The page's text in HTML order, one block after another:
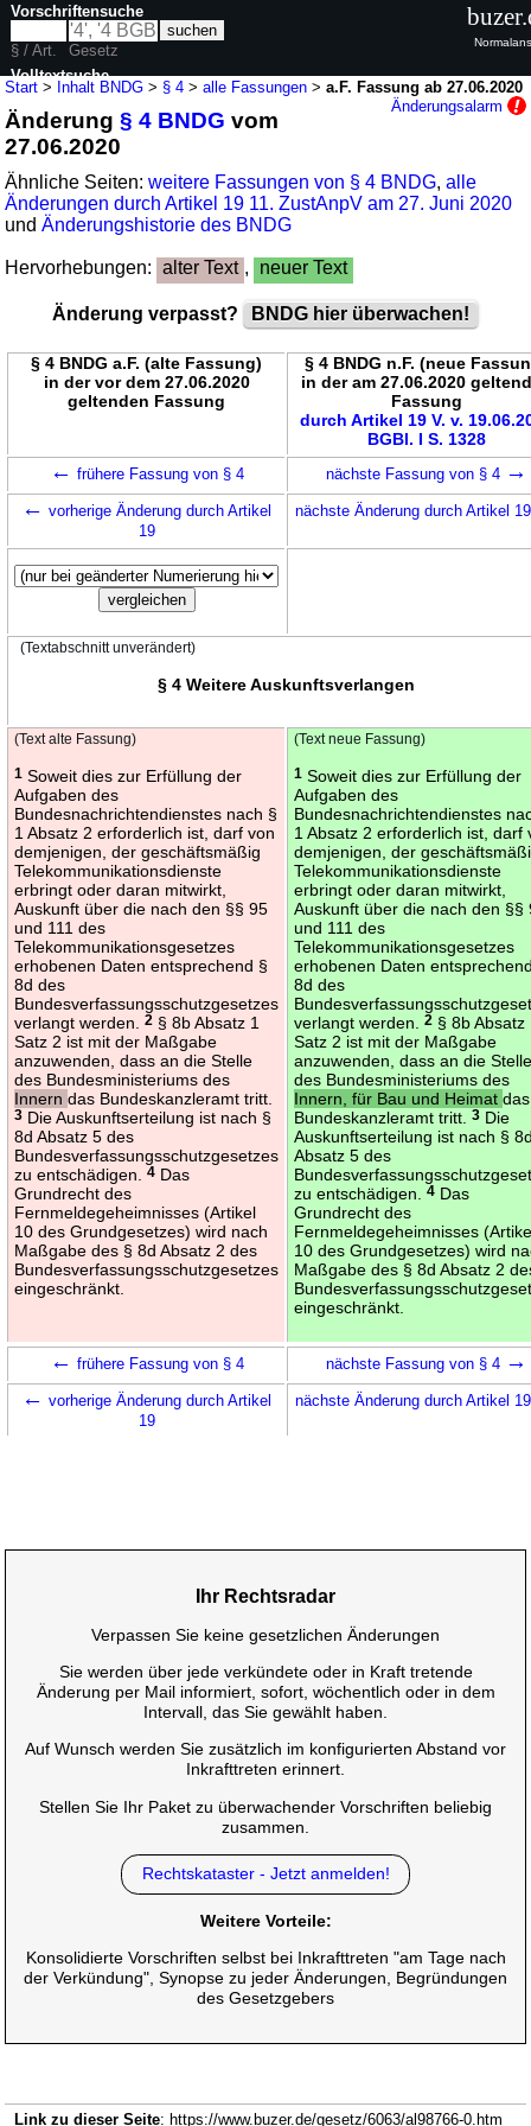
Start > Inhalt BNDG > § 4 >alle Fassungen >a.F. Fassung ab 27.06.2020
Änderungsalarm
Änderung§ 4 BNDG vom
27.06.2020
Ähnliche Seiten:weitere Fassungen von § 4 BNDG,alle
Änderungen durch Artikel 19 11. ZustAnpV am 27. Juni 2020
undÄnderungshistorie des BNDG
Hervorhebungen: alter Text , neuer Text
Änderung verpasst? BNDG hier überwachen!
§ 4 BNDG a.F. (alte Fassung)
in der vor dem 27.06.2020
geltenden Fassung
§ 4 BNDG n.F. (neue
in der am 27.06.2020
Fassung
durch Artikel 19 V. v.
BGBl. I S. 1328
← frühere Fassung von § 4 nächste Fassung von § 4 →
← vorherige Änderung durch Artikel
19
nächste Änderung durch Artikel
(Textabschnitt unverändert)
§ 4 Weitere Auskunftsverlangen
(Text alte Fassung)
1 Soweit dies zur Erfüllung der
Aufgaben des
Bundesnachrichtendienstes nach §
1 Absatz 2 erforderlich ist, darf von
demjenigen, der geschäftsmäßig
Telekommunikationsdienste
erbringt oder daran mitwirkt,
Auskunft über die nach den §§ 95
und 111 des
Telekommunikationsgesetzes
erhobenen Daten entsprechend §
8d des
Bundesverfassungsschutzgesetzes
verlangt werden.2 § 8b Absatz 1
Satz 2 ist mit der Maßgabe
anzuwenden, dass an die Stelle
des Bundesministeriums des
Innerndas Bundeskanzleramt tritt.
3 Die Auskunftserteilung ist nach §
8d Absatz 5 des
Bundesverfassungsschutzgesetzes
zu entschädigen.4 Das
Grundrecht des
Fernmeldegeheimnisses (Artikel
10 des Grundgesetzes) wird nach
Maßgabe des § 8d Absatz 2 des
Bundesverfassungsschutzgesetzes
eingeschränkt.
(Text neue Fassung)
1 Soweit dies zur Erfüllung der
Aufgaben des
Bundesnachrichtendienstes
1 Absatz 2 erforderlich ist, darf
demjenigen, der
Telekommunikationsdienste
erbringt oder daran mitwirkt,
Auskunft über die nach den §§
und 111 des
Telekommunikationsgesetzes
erhobenen Daten
8d des
verlangt werden.2 § 8b Absatz
Satz 2 ist mit der Maßgabe
anzuwenden, dass an die
des Bundesministeriums des
Innern, für Bau und Heimatdas
Bundeskanzleramt tritt.3 Die
Auskunftserteilung ist nach §
Absatz 5 des
zu entschädigen.4 Das
Grundrecht des
Fernmeldegeheimnisses
10 des Grundgesetzes) wird
Maßgabe des § 8d Absatz 2
eingeschränkt.
← frühere Fassung von § 4 nächste Fassung von § 4 →
← vorherige Änderung durch Artikel
19
nächste Änderung durch Artikel
Vorschriftensuche
§ / Art.
Gesetz
Volltextsuche
nur in BNDG
Ihr Rechtsradar
Verpassen Sie keine gesetzlichen Änderungen
Sie werden über jede verkündete oder in Kraft tretende
Änderung per Mail informiert, sofort, wöchentlich oder in dem
Intervall, das Sie gewählt haben.
Auf Wunsch werden Sie zusätzlich im konfigurierten Abstand vor
Inkrafttreten erinnert.
Stellen Sie Ihr Paket zu überwachender Vorschriften beliebig
zusammen.
Rechtskataster - Jetzt anmelden!
Weitere Vorteile:
Konsolidierte Vorschriften selbst bei Inkrafttreten "am Tage nach
der Verkündung", Synopse zu jeder Änderungen, Begründungen
des Gesetzgebers
Link zu dieser Seite: https://www.buzer.de/gesetz/6063/al98766-0.htm